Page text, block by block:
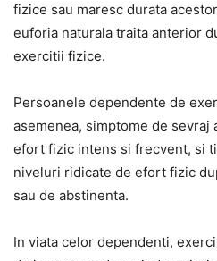
fizice sau maresc durata
euforia naturala traita anterior
exercitii fizice.
Persoanele dependente de
asemenea, simptome de sevraj
efort fizic intens si frecvent, si
niveluri ridicate de efort fizic
sau de abstinenta.
In viata celor dependenti,